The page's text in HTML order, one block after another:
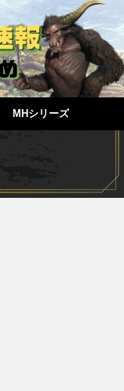
MHシリーズ